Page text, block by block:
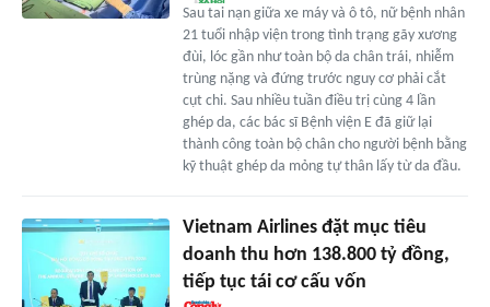
Sau tai nạn giữa xe máy và ô tô, nữ bệnh nhân
21 tuổi nhập viện trong tình trạng gãy xương
đùi, lóc gần như toàn bộ da chân trái, nhiễm
trùng nặng và đứng trước nguy cơ phải cắt
cụt chi. Sau nhiều tuần điều trị cùng 4 lần
ghép da, các bác sĩ Bệnh viện E đã giữ lại
thành công toàn bộ chân cho người bệnh bằng
kỹ thuật ghép da mỏng tự thân lấy từ da đầu.
Vietnam Airlines đặt mục tiêu
doanh thu hơn 138.800 tỷ đồng,
tiếp tục tái cơ cấu vốn